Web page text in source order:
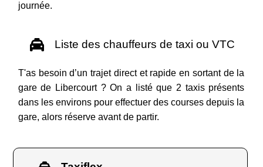
journée.
Liste des chauffeurs de taxi ou VTC
T'as besoin d’un trajet direct et rapide en sortant de la
gare de Libercourt ? On a listé que 2 taxis présents
dans les environs pour effectuer des courses depuis la
gare, alors réserve avant de partir.